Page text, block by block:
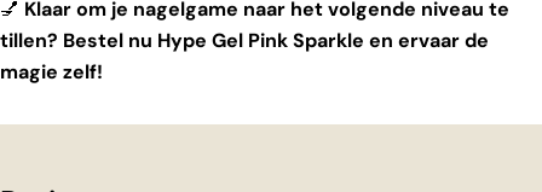
💅 Klaar om je nagelgame naar het volgende niveau te
tillen? Bestel nu Hype Gel Pink Sparkle en ervaar de
magie zelf!